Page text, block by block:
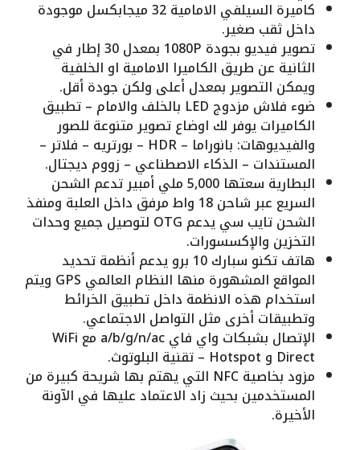
كاميرة السيلفي الامامية 32 ميجابكسل موجودة
داخل ثقب صغير.
تصوير فيديو بجودة 1080P بمعدل 30 إطار في
الثانية عن طريق الكاميرا الامامية او الخلفية
ويمكن التصوير بمعدل أعلى ولكن جودة أقل.
ضوء فلاش مزدوج LED بالخلف والامام – تطبيق
الكاميرات يوفر لك اوضاع تصوير متنوعة للصور
والفيديوهات: بانوراما – HDR – بورتريه – فلاتر –
المستندات – الذكاء الاصطناعي – زووم ديجتال.
البطارية سعتها 5,000 ملي أمبير تدعم الشحن
السريع عبر شاحن 18 واط مرفق داخل العلبة ومنفذ
الشحن تايب سي يدعم OTG لتوصيل جميع وحدات
التخزين والإكسسورات.
هاتف تكنو سبارك 10 برو يدعم أنظمة تحديد
المواقع المشهورة منها النظام العالمي GPS ويتم
استخدام هذه الانظمة داخل تطبيق الخرائط
وتطبيقات أخرى مثل التواصل الاجتماعي.
الإتصال بشبكات واي فاي a/b/g/n/ac مع WiFi
Direct و Hotspot – تقنية البلوتوث.
مزود بخاصية NFC التي يهتم بها شريحة كبيرة من
المستخدمين بحيث زاد الاعتماد عليها في الآونة
الأخيرة.